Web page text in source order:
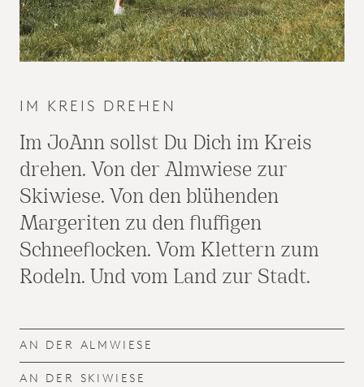
IM KREIS DREHEN
Im JoAnn sollst Du Dich im Kreis
drehen. Von der Almwiese zur
Skiwiese. Von den blühenden
Margeriten zu den fluffigen
Schneeflocken. Vom Klettern zum
Rodeln. Und vom Land zur Stadt.
AN DER ALMWIESE
AN DER SKIWIESE